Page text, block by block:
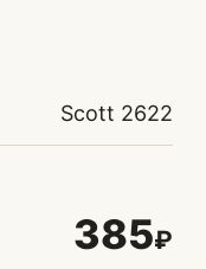
Scott 2622
385₽